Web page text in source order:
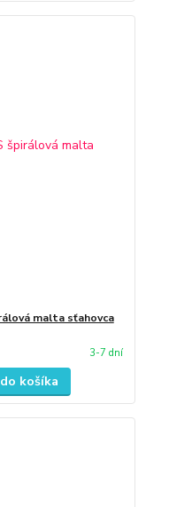
malta sťahovca
3-7 dní
košíka